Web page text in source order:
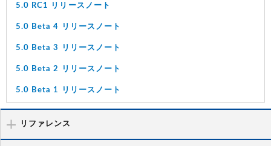
5.0 RC1 リリースノート
5.0 Beta 4 リリースノート
5.0 Beta 3 リリースノート
5.0 Beta 2 リリースノート
5.0 Beta 1 リリースノート
リファレンス